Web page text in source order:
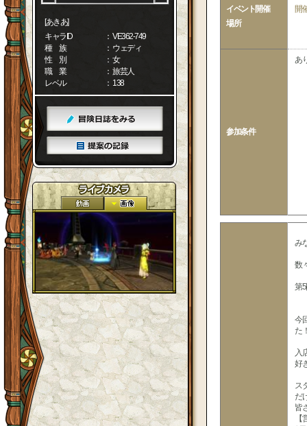
[あきあ]
キャラID
： VE362-749
種 族
： ウェディ
性 別
： 女
職 業
： 旅芸人
レベル
： 138
イベント開催
場所
開
参加条件
あ
み
数
第
今
た
入
好
ス
だ
皆